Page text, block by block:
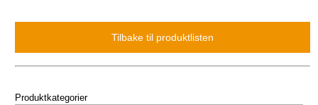
Produktkategorier